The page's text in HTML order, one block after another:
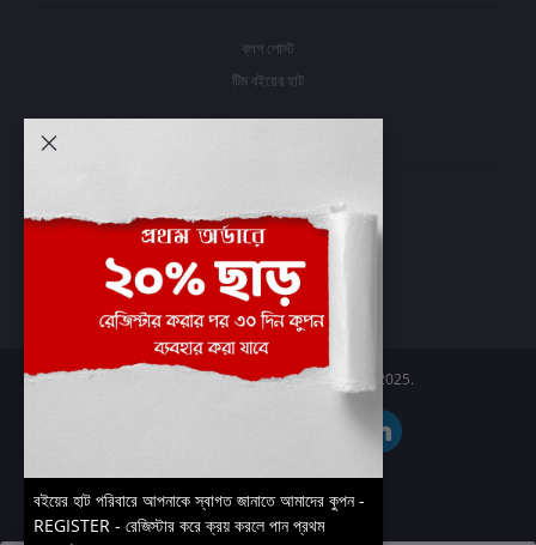
ব্লগ পোস্ট
টিম বইয়ের হাট
প্রবেশ করুন
অর্ডার ইতিহাস
আমার ইচ্ছাগুলি
অর্ডার ট্র্যাকিং
Boier Haat™ | © All rights reserved 2025.
বইয়ের হাট পরিবারে আপনাকে স্বাগত জানাতে আমাদের কুপন -
REGISTER - রেজিস্টার করে ক্রয় করলে পান প্রথম